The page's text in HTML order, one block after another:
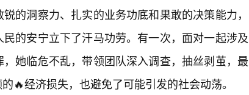
的洞察力、扎实的业务功底和果敢的决策能力，
的安宁立下了汗马功劳。有一次，面对一起涉及
她临危不乱，带领团队深入调查，抽丝剥茧，最
🔥经济损失，也避免了可能引发的社会动荡。